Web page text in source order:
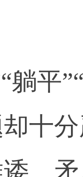
平”“
十
、